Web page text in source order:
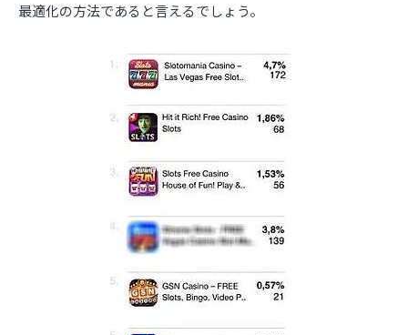
最適化の方法であると言えるでしょう。